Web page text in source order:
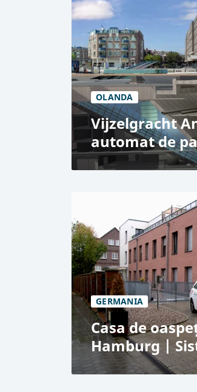
Complex rezidențial
Utilizare pentru
Sistem automat de
29 de locuri de parcare
29 de locuri de
OLANDA
Vijzelgracht
automat de
Vijzelgracht”,
Utilizare publică
Sistem automatizat
pe RESPACE SHIFTER
270 de locuri de
Spații pentru
GERMANIA
Casa de
Hamburg |